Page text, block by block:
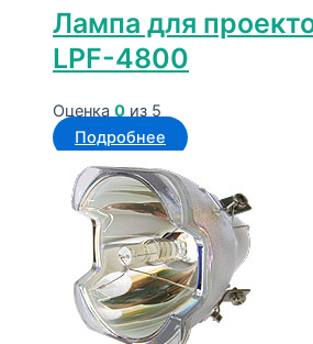
Лампа для
LPF-4800
Оценка 0 из 5
Подробнее